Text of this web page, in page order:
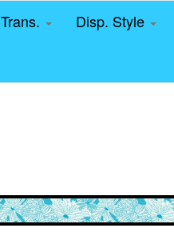
Trans. Disp. Style